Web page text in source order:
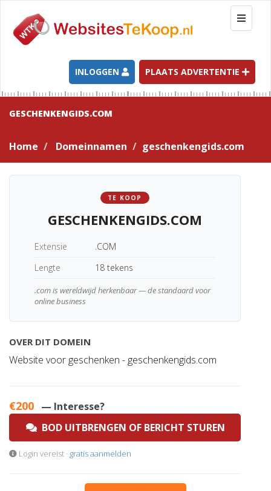
T
o
g
l
e
n
g
a
t
INLOGGEN PLAATS ADVERTENTIE
GESCHENKENGIDS.COM
Home Domeinnamen geschenkengids.com
TE KOOP
GESCHENKENGIDS.COM
Extensie
.COM
Lengte
18 tekens
.com is wereldwijd herkenbaar — de standaard voor
online business
OVER DIT DOMEIN
Website voor geschenken - geschenkengids.com
€200 — Interesse?
BOD UITBRENGEN OF BERICHT STUREN
Login vereist · gratis aanmelden